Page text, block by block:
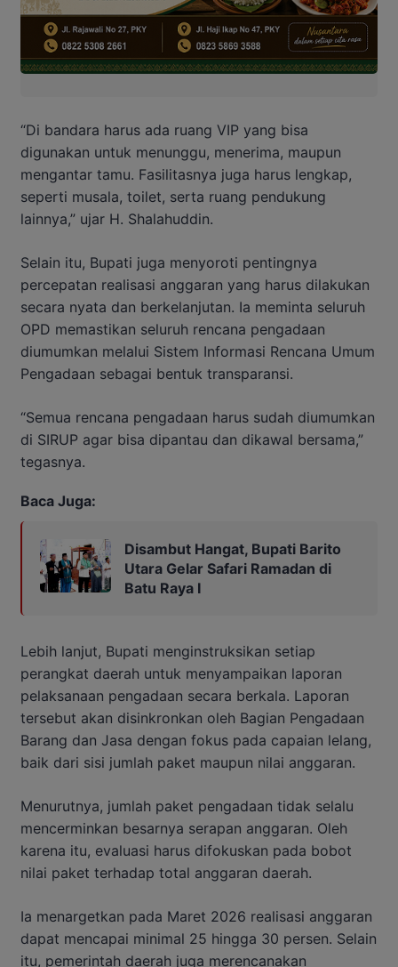
“Di bandara harus ada ruang VIP yang bisa
digunakan untuk menunggu, menerima, maupun
mengantar tamu. Fasilitasnya juga harus lengkap,
seperti musala, toilet, serta ruang pendukung
lainnya,” ujar H. Shalahuddin.
Selain itu, Bupati juga menyoroti pentingnya
percepatan realisasi anggaran yang harus dilakukan
secara nyata dan berkelanjutan. Ia meminta seluruh
OPD memastikan seluruh rencana pengadaan
diumumkan melalui Sistem Informasi Rencana Umum
Pengadaan sebagai bentuk transparansi.
“Semua rencana pengadaan harus sudah diumumkan
di SIRUP agar bisa dipantau dan dikawal bersama,”
tegasnya.
Baca Juga:
Disambut Hangat, Bupati Barito
Utara Gelar Safari Ramadan di
Batu Raya I
Lebih lanjut, Bupati menginstruksikan setiap
perangkat daerah untuk menyampaikan laporan
pelaksanaan pengadaan secara berkala. Laporan
tersebut akan disinkronkan oleh Bagian Pengadaan
Barang dan Jasa dengan fokus pada capaian lelang,
baik dari sisi jumlah paket maupun nilai anggaran.
Menurutnya, jumlah paket pengadaan tidak selalu
mencerminkan besarnya serapan anggaran. Oleh
karena itu, evaluasi harus difokuskan pada bobot
nilai paket terhadap total anggaran daerah.
Ia menargetkan pada Maret 2026 realisasi anggaran
dapat mencapai minimal 25 hingga 30 persen. Selain
itu, pemerintah daerah juga merencanakan